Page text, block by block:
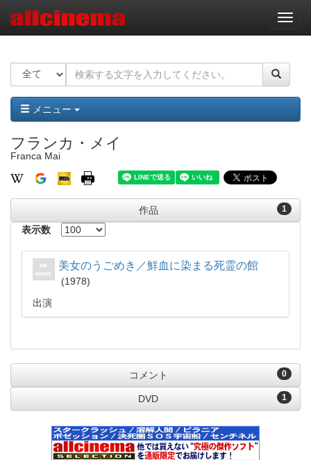
ナ
ビ
ー
ョ
ン
メニュー
フランカ・メイ
Franca Mai
1
作品
表示数
美女のうごめき／鮮血に染まる死霊の館
1978
出演
0
コメント
1
DVD